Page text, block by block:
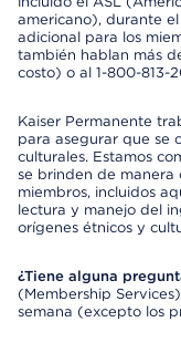
americano), durante
adicional para los
también hablan más
costo) o al 1-800-813-
Kaiser Permanente
para asegurar que se
culturales. Estamos
se brinden de manera
miembros, incluidos
lectura y manejo del
orígenes étnicos y
¿Tiene alguna
(Membership
semana (excepto los